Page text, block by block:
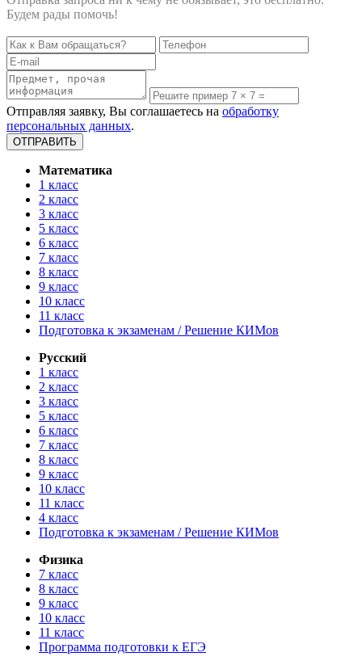
Будем рады помочь!
Отправляя заявку, Вы соглашаетесь на обработку
персональных данных.
Математика
1 класс
2 класс
3 класс
5 класс
6 класс
7 класс
8 класс
9 класс
10 класс
11 класс
Подготовка к экзаменам / Решение КИМов
Русский
1 класс
2 класс
3 класс
5 класс
6 класс
7 класс
8 класс
9 класс
10 класс
11 класс
4 класс
Подготовка к экзаменам / Решение КИМов
Физика
7 класс
8 класс
9 класс
10 класс
11 класс
Программа подготовки к ЕГЭ